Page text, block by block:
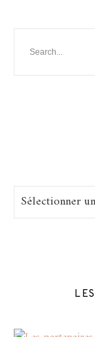
Catégories